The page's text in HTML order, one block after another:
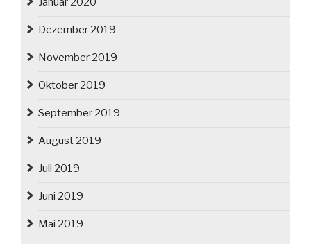
Dezember 2019
November 2019
Oktober 2019
September 2019
August 2019
Juli 2019
Juni 2019
Mai 2019